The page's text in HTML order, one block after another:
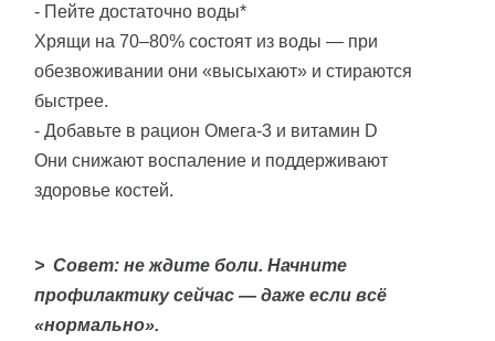
- Пейте достаточно воды*
Хрящи на 70–80% состоят из воды — при
обезвоживании они «высыхают» и стираются
быстрее.
- Добавьте в рацион Омега-3 и витамин D
Они снижают воспаление и поддерживают
здоровье костей.
> Совет: не ждите боли. Начните
профилактику сейчас — даже если всё
«нормально».